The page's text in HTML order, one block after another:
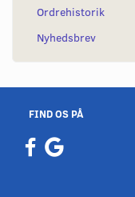
Ordrehistorik
Nyhedsbrev
FIND OS PÅ